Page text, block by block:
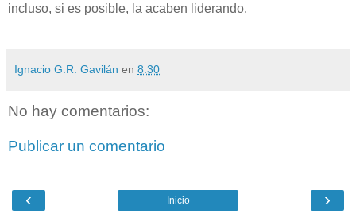
incluso, si es posible, la acaben liderando.
Ignacio G.R: Gavilán en 8:30
No hay comentarios:
Publicar un comentario
‹ ›
Inicio